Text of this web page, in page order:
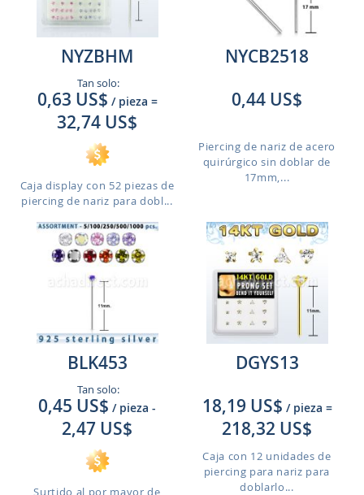
NYZBHM
Tan solo:
0,63 US$ / pieza =
32,74 US$
Caja display con 52 piezas de
piercing de nariz para dobl...
NYCB2518
0,44 US$
Piercing de nariz de acero
quirúrgico sin doblar de
17mm,...
BLK453
Tan solo:
0,45 US$ / pieza -
2,47 US$
Surtido al por mayor de
DGYS13
18,19 US$ / pieza =
218,32 US$
Caja con 12 unidades de
piercing para nariz para
doblarlo...